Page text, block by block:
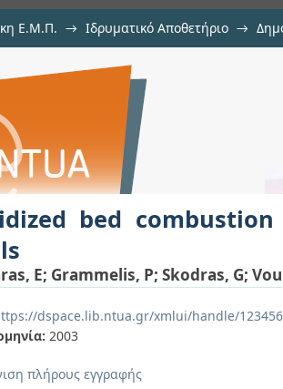
Ε.Μ.Π. → Ιδρυματικό Αποθετήριο →
with the use of
bed
E; Grammelis, P; Skodras, G;
dspace.lib.ntua.gr/xmlui/handle/
2003
πλήρους εγγραφής